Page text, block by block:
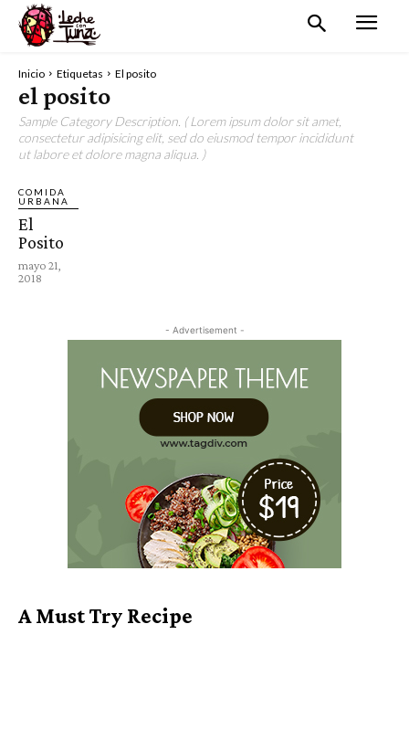
Inicio Etiquetas El posito
el posito
Sample Category Description. ( Lorem ipsum dolor sit amet,
consectetur adipisicing elit, sed do eiusmod tempor incididunt
ut labore et dolore magna aliqua. )
COMIDA
URBANA
El
Posito
mayo 21,
2018
- Advertisement -
A Must Try Recipe